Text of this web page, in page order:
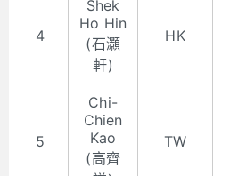
4
Shek
Ho Hin
(石灝
軒)
HK
5
Chi-
Chien
Kao
(高齊
TW